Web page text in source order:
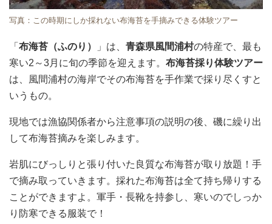
写真：この時期にしか採れない布海苔を手摘みできる体験ツアー
「 布海苔（ふのり） 」は、 青森県風間浦村の特産で、最も
寒い2～3月に旬の季節を迎えます。 布海苔採り体験ツアー
は、風間浦村の海岸でその布海苔を手作業で採り尽くすと
いうもの。
現地では漁協関係者から注意事項の説明の後、磯に繰り出
して布海苔摘みを楽しみます。
岩肌にびっしりと張り付いた良質な布海苔が取り放題！手
で摘み取っていきます。採れた布海苔は全て持ち帰りする
ことができますよ。軍手・長靴を持参し、寒いのでしっか
り防寒できる服装で！